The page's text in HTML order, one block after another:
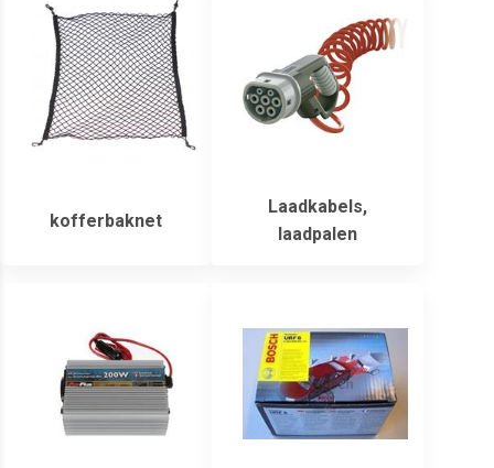
kofferbaknet
Laadkabels,
laadpalen